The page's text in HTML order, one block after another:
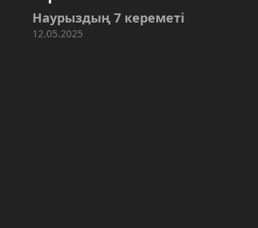
Наурыздың 7 кереметі
12.05.2025